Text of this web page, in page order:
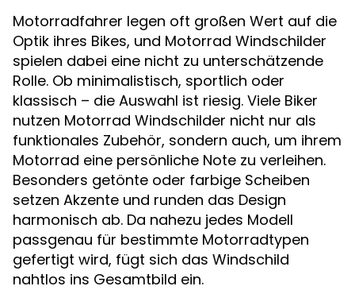
Motorradfahrer legen oft großen Wert auf die
Optik ihres Bikes, und Motorrad Windschilder
spielen dabei eine nicht zu unterschätzende
Rolle. Ob minimalistisch, sportlich oder
klassisch – die Auswahl ist riesig. Viele Biker
nutzen Motorrad Windschilder nicht nur als
funktionales Zubehör, sondern auch, um ihrem
Motorrad eine persönliche Note zu verleihen.
Besonders getönte oder farbige Scheiben
setzen Akzente und runden das Design
harmonisch ab. Da nahezu jedes Modell
passgenau für bestimmte Motorradtypen
gefertigt wird, fügt sich das Windschild
nahtlos ins Gesamtbild ein.